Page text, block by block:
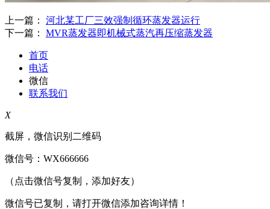
上一篇： 河北某工厂三效强制循环蒸发器运行
下一篇： MVR蒸发器即机械式蒸汽再压缩蒸发器
首页
电话
微信
联系我们
X
截屏，微信识别二维码
微信号： WX666666
（点击微信号复制，添加好友）
微信号已复制，请打开微信添加咨询详情！